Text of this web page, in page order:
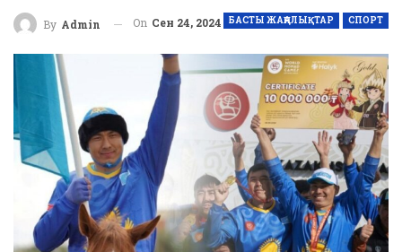
БАСТЫ ЖАҢАЛЫҚТАР СПОРТ
By Admin On Сен 24, 2024